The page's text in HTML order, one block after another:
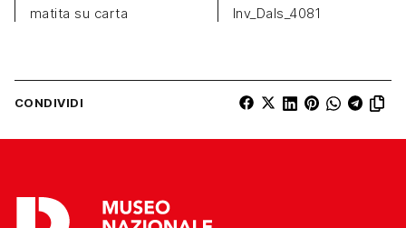
matita su carta Inv_Dals_4081
CONDIVIDI